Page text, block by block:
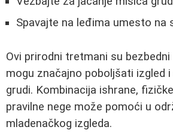
Spavajte na leđima umesto na
Ovi prirodni tretmani su
mogu značajno poboljšati izgled
grudi. Kombinacija ishrane,
pravilne nege može pomoći u
mladenačkog izgleda.